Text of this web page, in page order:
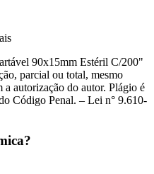
90x15mm Estéril C/200"
parcial ou total, mesmo
autorização do autor. Plágio é
Código Penal. – Lei n° 9.610-